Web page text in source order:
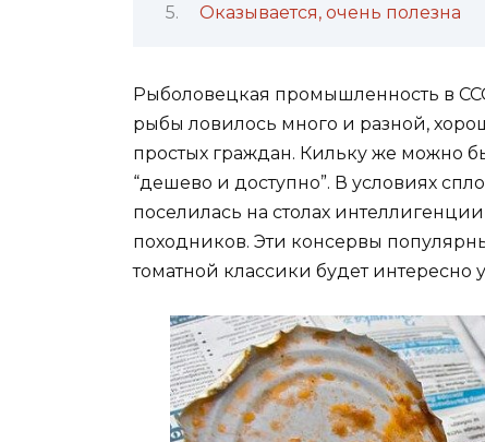
Оказывается, очень полезна
Рыболовецкая промышленность в
рыбы ловилось много и разной,
простых граждан. Кильку же можно
“дешево и доступно”. В условиях
поселилась на столах
походников. Эти консервы
томатной классики будет интересно